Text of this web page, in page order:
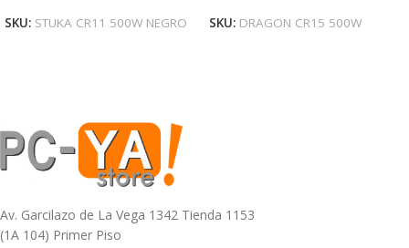
SKU: STUKA CR11 500W NEGRO SKU: DRAGON CR15 500W
Av. Garcilazo de La Vega 1342 Tienda 1153
(1A 104) Primer Piso